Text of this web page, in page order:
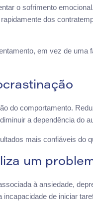
o sofrimento
dos
em vez de uma
do comportamento.
a dependência do
mais confiáveis do
um
à ansiedade,
de iniciar